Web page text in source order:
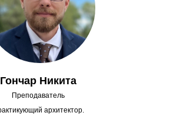
Преподаватель
Гончар Никита
архитектор.